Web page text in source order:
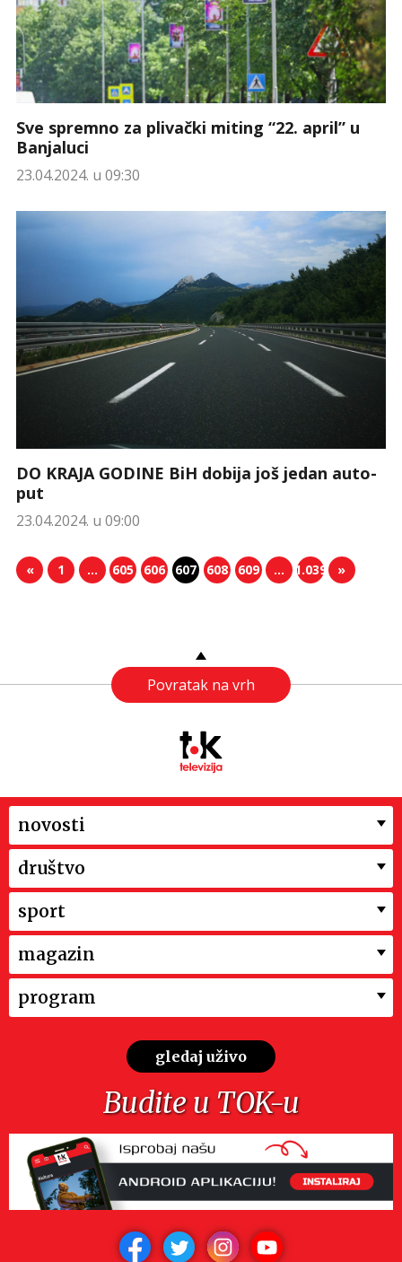
Sve spremno za plivački miting “22. april” u
Banjaluci
23.04.2024. u 09:30
DO KRAJA GODINE BiH dobija još jedan auto-
put
23.04.2024. u 09:00
« 1 … 605 606 607 608 609 … 1.039 »
Povratak na vrh
novosti
društvo
sport
magazin
program
gledaj uživo
Budite u TOK-u